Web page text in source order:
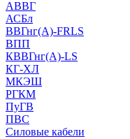
АВВГ
АСБл
ВВГнг(А)-FRLS
ВПП
КВВГнг(А)-LS
КГ-ХЛ
МКЭШ
РГКМ
ПуГВ
ПВС
Силовые кабели